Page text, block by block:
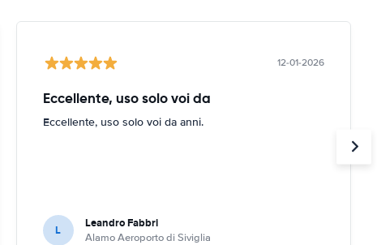
12-01-2026
Eccellente, uso solo voi da
Eccellente, uso solo voi da anni.
L Leandro Fabbri
Alamo Aeroporto di Siviglia